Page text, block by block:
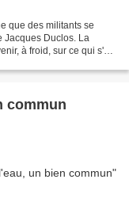
que des militants se
Jacques Duclos. La
à froid, sur ce qui s'est
commun